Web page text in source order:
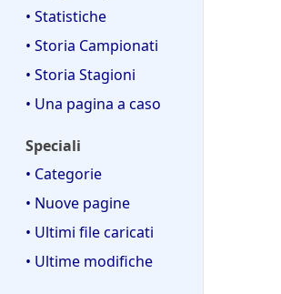
• Statistiche
• Storia Campionati
• Storia Stagioni
• Una pagina a caso
Speciali
• Categorie
• Nuove pagine
• Ultimi file caricati
• Ultime modifiche